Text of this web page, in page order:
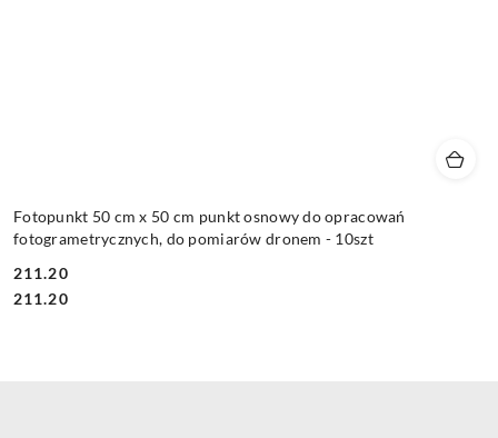
Fotopunkt 50 cm x 50 cm punkt osnowy do opracowań
fotogrametrycznych, do pomiarów dronem - 10szt
Cena:
211.20
Cena:
211.20